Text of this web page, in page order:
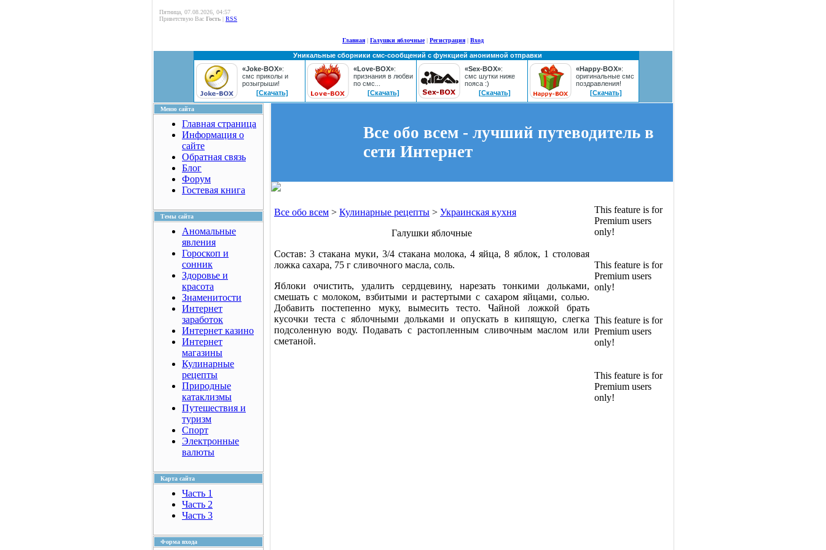
Пятница, 07.08.2026, 04:57
Приветствую Вас Гость | RSS
Главная | Галушки яблочные| Регистрация | Вход
Уникальные сборники смс-сообщений с функцией анонимной отправки
«Joke-BOX»:
смс приколы и
розыгрыши!
[Скачать]
«Love-BOX»:
признания в любви
по смс...
[Скачать]
«Sex-BOX»:
смс шутки ниже
пояса :)
[Скачать]
«Happy-BOX»:
оригинальные смс
поздравления!
[Скачать]
Меню сайта
Главная страница
Информация о
сайте
Обратная связь
Блог
Форум
Гостевая книга
Темы сайта
Аномальные
явления
Гороскоп и
сонник
Здоровье и
красота
Знаменитости
Интернет
заработок
Интернет казино
Интернет
магазины
Кулинарные
рецепты
Природные
катаклизмы
Путешествия и
туризм
Спорт
Электронные
валюты
Карта сайта
Часть 1
Часть 2
Часть 3
Форма входа
Все обо всем - лучший путеводитель в
сети Интернет
Все обо всем > Кулинарные рецепты > Украинская кухня
Галушки яблочные
Состав: 3 стакана муки, 3/4 стакана молока, 4 яйца, 8 яблок, 1 столовая
ложка сахара, 75 г сливочного масла, соль.
Яблоки очистить, удалить сердцевину, нарезать тонкими дольками,
смешать с молоком, взбитыми и растертыми с сахаром яйцами, солью.
Добавить постепенно муку, вымесить тесто. Чайной ложкой брать
кусочки теста с яблочными дольками и опускать в кипящую, слегка
подсоленную воду. Подавать с растопленным сливочным маслом или
сметаной.
This feature is for
Premium users
only!
This feature is for
Premium users
only!
This feature is for
Premium users
only!
This feature is for
Premium users
only!